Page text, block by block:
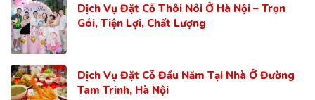
Dịch Vụ Đặt Cỗ Thôi Nôi Ở Hà Nội – Trọn
Gói, Tiện Lợi, Chất Lượng
Dịch Vụ Đặt Cỗ Đầu Năm Tại Nhà Ở Đường
Tam Trinh, Hà Nội